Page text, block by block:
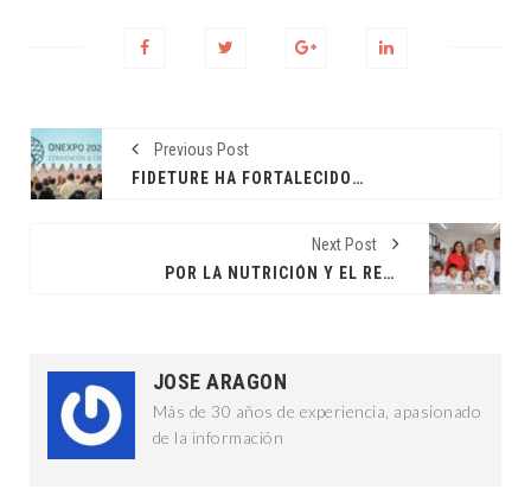
Previous Post
FIDETURE HA FORTALECIDO LA COMPETITIVIDAD DE YUCATÁN
Next Post
POR LA NUTRICIÓN Y EL RENDIMIENTO ESCOLAR
JOSE ARAGON
Más de 30 años de experiencia, apasionado
de la información